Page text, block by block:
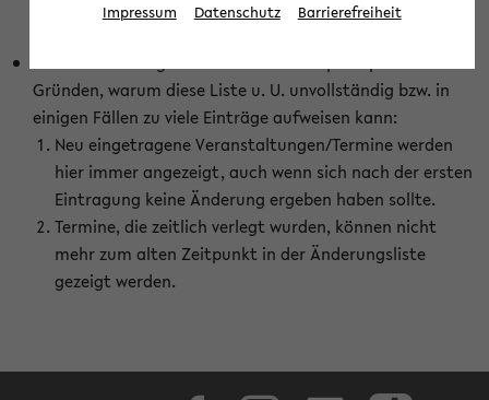
die Änderungen zeitnah mitgeteilt und diese Änderungen
Gründen, warum diese Liste u. U. unvollständig bzw. in
einigen Fällen zu viele Einträge aufweisen kann:
Neu eingetragene Veranstaltungen/Termine werden
hier immer angezeigt, auch wenn sich nach der ersten
Eintragung keine Änderung ergeben haben sollte.
Termine, die zeitlich verlegt wurden, können nicht
mehr zum alten Zeitpunkt in der Änderungsliste
gezeigt werden.
Impressum Datenschutz Barrierefreiheit